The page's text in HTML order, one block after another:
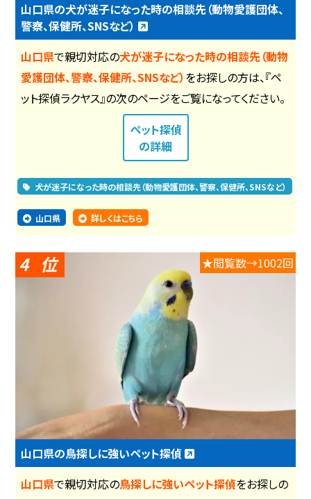
山口県の犬が迷子になった時の相談先（動物愛護団体、
警察、保健所、SNSなど）
山口県で親切対応の犬が迷子になった時の相談先（動物
愛護団体、警察、保健所、SNSなど） をお探しの方は、『ペ
ット探偵ラクヤス』の次のページをご覧になってください。
ペット探偵
の詳細
犬が迷子になった時の相談先（動物愛護団体、警察、保健所、SNSなど）
山口県 詳しくはこちら
4 ★閲覧数→1002回
山口県の鳥探しに強いペット探偵
山口県で親切対応の鳥探しに強いペット探偵をお探しの